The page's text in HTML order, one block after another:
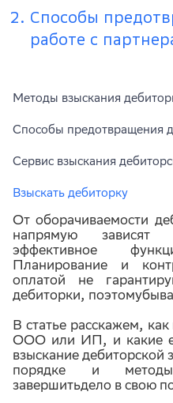
Способы
работе с
Методы взыскания
Способы предотвращения
Сервис взыскания
Взыскать дебиторку
От оборачиваемости
напрямую зависят
эффективное
Планирование и
оплатой не
дебиторки,
В статье расскажем,
ООО или ИП, и какие
взыскание дебиторской
порядке и
завершитьдело в свою